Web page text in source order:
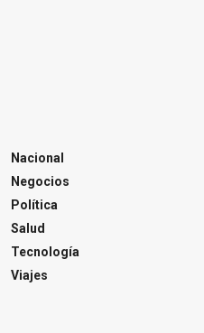
Nacional
Negocios
Política
Salud
Tecnología
Viajes